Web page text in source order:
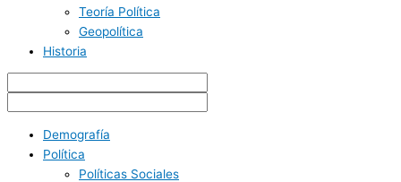
Teoría Política
Geopolítica
Historia
Demografía
Política
Políticas Sociales